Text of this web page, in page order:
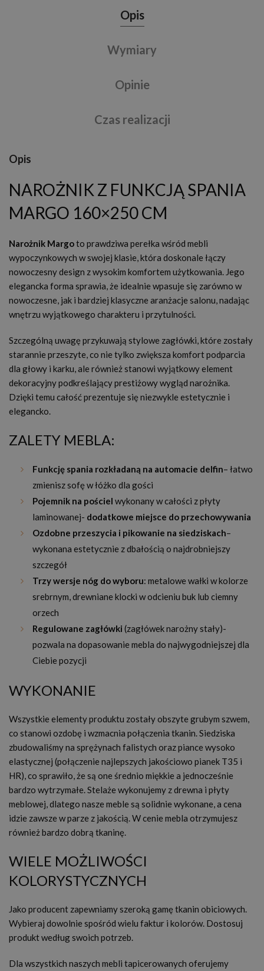
Opis
Wymiary
Opinie
Czas realizacji
Opis
NAROŻNIK Z FUNKCJĄ SPANIA
MARGO 160×250 CM
Narożnik Margoto prawdziwa perełka wśród mebli
wypoczynkowych w swojej klasie, która doskonale łączy
nowoczesny design z wysokim komfortem użytkowania. Jego
elegancka forma sprawia, że idealnie wpasuje się zarówno w
nowoczesne, jak i bardziej klasyczne aranżacje salonu, nadając
wnętrzu wyjątkowego charakteru i przytulności.
Szczególną uwagę przykuwają stylowe zagłówki, które zostały
starannie przeszyte, co nie tylko zwiększa komfort podparcia
dla głowy i karku, ale również stanowi wyjątkowy element
dekoracyjny podkreślający prestiżowy wygląd narożnika.
Dzięki temu całość prezentuje się niezwykle estetycznie i
elegancko.
ZALETY MEBLA:
Funkcję spania rozkładaną na automacie delfin– łatwo
zmienisz sofę w łóżko dla gości
Pojemnik na pościel wykonany w całości z płyty
laminowanej- dodatkowe miejsce do przechowywania
Ozdobne przeszycia i pikowanie na siedziskach–
wykonana estetycznie z dbałością o najdrobniejszy
szczegół
Trzy wersje nóg do wyboru: metalowe wałki w kolorze
srebrnym, drewniane klocki w odcieniu buk lub ciemny
orzech
Regulowane zagłówki (zagłówek narożny stały)-
pozwala na dopasowanie mebla do najwygodniejszej dla
Ciebie pozycji
WYKONANIE
Wszystkie elementy produktu zostały obszyte grubym szwem,
co stanowi ozdobę i wzmacnia połączenia tkanin. Siedziska
zbudowaliśmy na sprężynach falistych oraz piance wysoko
elastycznej (połączenie najlepszych jakościowo pianek T35 i
HR), co sprawiło, że są one średnio miękkie a jednocześnie
bardzo wytrzymałe. Stelaże wykonujemy z drewna i płyty
meblowej, dlatego nasze meble są solidnie wykonane, a cena
idzie zawsze w parze z jakością. W cenie mebla otrzymujesz
również bardzo dobrą tkaninę.
WIELE MOŻLIWOŚCI
KOLORYSTYCZNYCH
Jako producent zapewniamy szeroką gamę tkanin obiciowych.
Wybieraj dowolnie spośród wielu faktur i kolorów. Dostosuj
produkt według swoich potrzeb.
Dla wszystkich naszych mebli tapicerowanych oferujemy